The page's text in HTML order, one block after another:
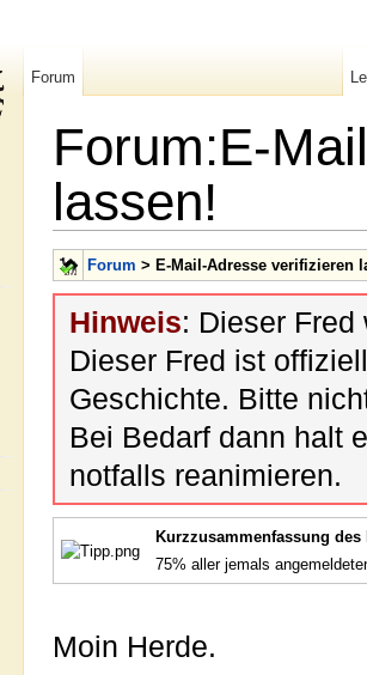
Forum:E-
lassen!
Forum > E-Mail-Adresse verifizieren
Hinweis: Dieser
Dieser Fred ist
Geschichte. Bitte
Bei Bedarf dann halt
notfalls reanimieren.
Kurzzusammenfassung
75% aller jemals
Moin Herde.
Forum